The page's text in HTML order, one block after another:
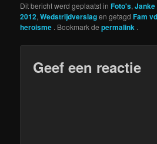
Dit bericht werd geplaatst inFoto's,Janke
2012,Wedstrijdverslagen getagdFam
heroisme . Bookmark depermalink .
Geef een reactie